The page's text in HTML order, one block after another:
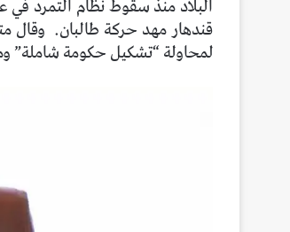
قندهار مهد حركة طالبان. وقال
لمحاولة “تشكيل حكومة شاملة”